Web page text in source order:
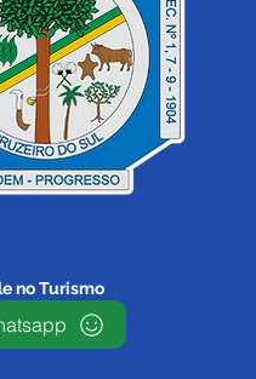
Dia dos
no Turismo